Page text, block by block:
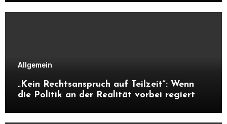
Allgemein
„Kein Rechtsanspruch auf Teilzeit“: Wenn
die Politik an der Realität vorbei regiert